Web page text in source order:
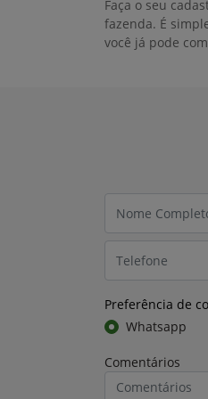
Faça o seu
fazenda. É
você já pode
Preferência de
Whatsapp
Comentários